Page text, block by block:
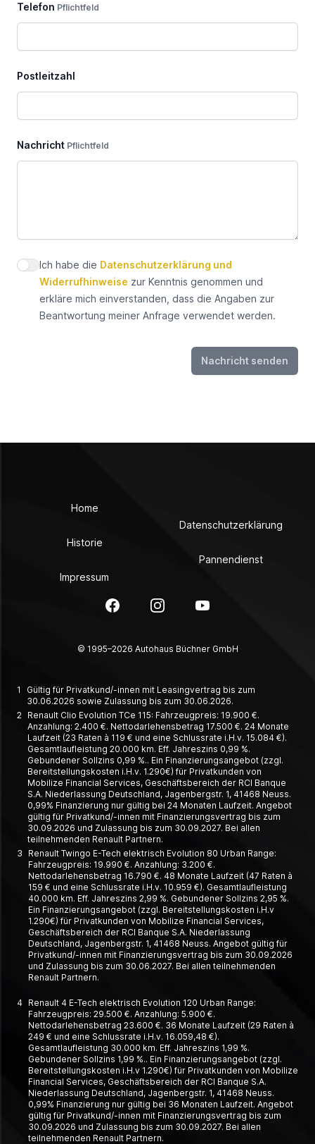
Telefon Pflichtfeld
Postleitzahl
Nachricht Pflichtfeld
Datenschutz zustimmen
Ich habe die Datenschutzerklärung und
Widerrufhinweise zur Kenntnis genommen und
erkläre mich einverstanden, dass die Angaben zur
Beantwortung meiner Anfrage verwendet werden.
Home
Historie
Impressum
Datenschutzerklärung
Pannendienst
FacebookInstagramYouTube
© 1995–2026 Autohaus Büchner GmbH
1
Gültig für Privatkund/-innen mit Leasingvertrag bis zum
30.06.2026 sowie Zulassung bis zum 30.06.2026.
2 Renault Clio Evolution TCe 115: Fahrzeugpreis: 19.900 €.
Anzahlung: 2.400 €. Nettodarlehensbetrag 17.500 €. 24 Monate
Laufzeit (23 Raten à 119 € und eine Schlussrate i.H.v. 15.084 €).
Gesamtlaufleistung 20.000 km. Eff. Jahreszins 0,99 %.
Gebundener Sollzins 0,99 %.. Ein Finanzierungsangebot (zzgl.
Bereitstellungskosten i.H.v. 1.290€) für Privatkunden von
Mobilize Financial Services, Geschäftsbereich der RCI Banque
S.A. Niederlassung Deutschland, Jagenbergstr. 1, 41468 Neuss.
0,99% Finanzierung nur gültig bei 24 Monaten Laufzeit. Angebot
gültig für Privatkund/-innen mit Finanzierungsvertrag bis zum
30.09.2026 und Zulassung bis zum 30.09.2027. Bei allen
teilnehmenden Renault Partnern.
3
Renault Twingo E-Tech elektrisch Evolution 80 Urban Range:
Fahrzeugpreis: 19.990 €. Anzahlung: 3.200 €.
Nettodarlehensbetrag 16.790 €. 48 Monate Laufzeit (47 Raten à
159 € und eine Schlussrate i.H.v. 10.959 €). Gesamtlaufleistung
40.000 km. Eff. Jahreszins 2,99 %. Gebundener Sollzins 2,95 %.
Ein Finanzierungsangebot (zzgl. Bereitstellungskosten i.H.v
1.290€) für Privatkunden von Mobilize Financial Services,
Geschäftsbereich der RCI Banque S.A. Niederlassung
Deutschland, Jagenbergstr. 1, 41468 Neuss. Angebot gültig für
Privatkund/-innen mit Finanzierungsvertrag bis zum 30.09.2026
und Zulassung bis zum 30.06.2027. Bei allen teilnehmenden
Renault Partnern.
4 Renault 4 E-Tech elektrisch Evolution 120 Urban Range:
Fahrzeugpreis: 29.500 €. Anzahlung: 5.900 €.
Nettodarlehensbetrag 23.600 €. 36 Monate Laufzeit (29 Raten à
249 € und eine Schlussrate i.H.v. 16.059,48 €).
Gesamtlaufleistung 30.000 km. Eff. Jahreszins 1,99 %.
Gebundener Sollzins 1,99 %.. Ein Finanzierungsangebot (zzgl.
Bereitstellungskosten i.H.v 1.290€) für Privatkunden von Mobilize
Financial Services, Geschäftsbereich der RCI Banque S.A.
Niederlassung Deutschland, Jagenbergstr. 1, 41468 Neuss.
0,99% Finanzierung nur gültig bei 36 Monaten Laufzeit. Angebot
gültig für Privatkund/-innen mit Finanzierungsvertrag bis zum
30.09.2026 und Zulassung bis zum 30.09.2027. Bei allen
teilnehmenden Renault Partnern.